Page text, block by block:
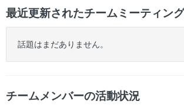
最近更新されたチームミーティン
話題はまだありません。
チームメンバーの活動状況